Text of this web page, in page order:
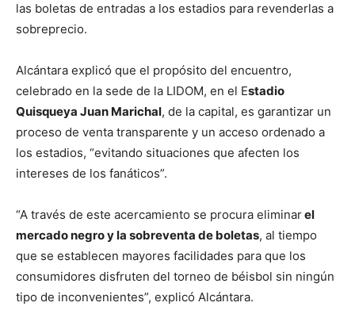
las boletas de entradas a los estadios para revenderlas a
sobreprecio.
Alcántara explicó que el propósito del encuentro,
celebrado en la sede de la LIDOM, en el Estadio
Quisqueya Juan Marichal, de la capital, es garantizar un
proceso de venta transparente y un acceso ordenado a
los estadios, “evitando situaciones que afecten los
intereses de los fanáticos”.
“A través de este acercamiento se procura eliminarel
mercado negro y la sobreventa de boletas, al tiempo
que se establecen mayores facilidades para que los
consumidores disfruten del torneo de béisbol sin ningún
tipo de inconvenientes”, explicó Alcántara.